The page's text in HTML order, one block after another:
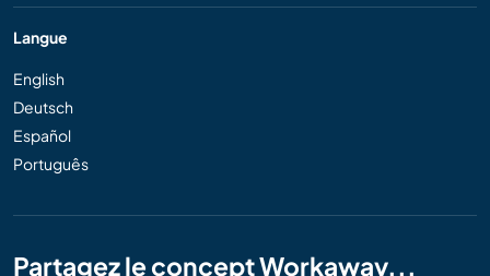
Langue
English
Deutsch
Español
Português
Partagez le concept Workaway...